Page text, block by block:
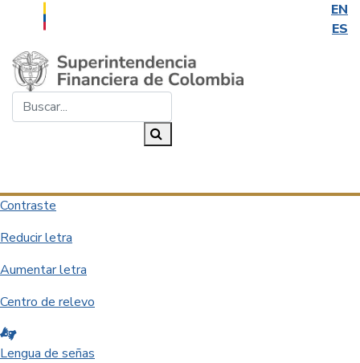
EN
ES
Saltar al contenido principal
Contraste
Reducir letra
Aumentar letra
Centro de relevo
Lengua de señas